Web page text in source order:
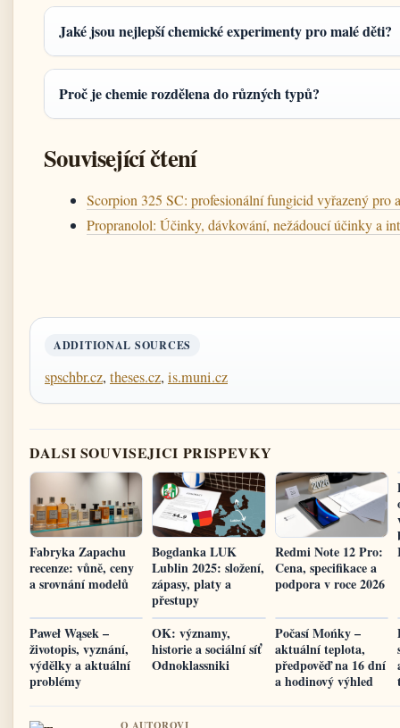
Jaké jsou nejlepší chemické experimenty pro malé děti?
Proč je chemie rozdělena do různých typů?
Související čtení
Scorpion 325 SC: profesionální fungicid vyřazený pro
Propranolol: Účinky, dávkování, nežádoucí účinky a
ADDITIONAL SOURCES
spschbr.cz, theses.cz, is.muni.cz
DALSI SOUVISEJICI PRISPEVKY
Fabryka Zapachu
recenze: vůně, ceny
a srovnání modelů
Bogdanka LUK
Lublin 2025: složení,
zápasy, platy a
přestupy
Redmi Note 12 Pro:
Cena, specifikace a
podpora v roce 2026
Paweł Wąsek –
životopis, vyznání,
výdělky a aktuální
problémy
OK: významy,
historie a sociální síť
Odnoklassniki
Počasí Mońky –
aktuální teplota,
předpověď na 16 dní
a hodinový výhled
O AUTOROVI